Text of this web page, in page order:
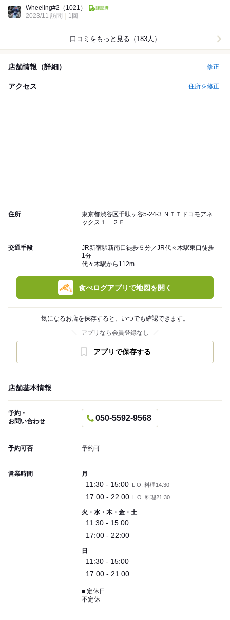
Wheeling#2 （1021）
2023/11 訪問
1回
口コミをもっと見る（183人）
店舗情報（詳細） 修正
アクセス 住所を修正
住所
東京都渋谷区千駄ヶ谷5-24-3 ＮＴＴドコモアネ
ックス１ ２Ｆ
交通手段
JR新宿駅新南口徒歩５分／JR代々木駅東口徒歩
1分
代々木駅から112m
食べログアプリで地図を開く
気になるお店を保存すると、いつでも確認できます。
アプリなら会員登録なし
アプリで保存する
店舗基本情報
予約・
お問い合わせ
050-5592-9568
予約可否 予約可
営業時間 月
11:30 - 15:00 L.O. 料理14:30
17:00 - 22:00 L.O. 料理21:30
火・水・木・金・土
11:30 - 15:00
17:00 - 22:00
日
11:30 - 15:00
17:00 - 21:00
■ 定休日
不定休